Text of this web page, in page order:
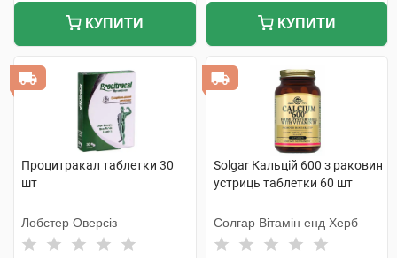
КУПИТИ КУПИТИ
Процитракал таблетки 30
шт
Лобстер Оверсіз
Solgar Кальцій 600 з раковин
устриць таблетки 60 шт
Солгар Вітамін енд Херб